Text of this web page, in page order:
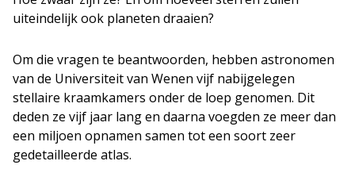
uiteindelijk ook planeten draaien?
Om die vragen te beantwoorden, hebben astronomen
van de Universiteit van Wenen vijf nabijgelegen
stellaire kraamkamers onder de loep genomen. Dit
deden ze vijf jaar lang en daarna voegden ze meer dan
een miljoen opnamen samen tot een soort zeer
gedetailleerde atlas.